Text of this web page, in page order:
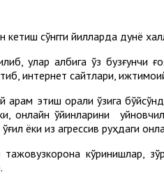
кетиш сўнгги йилларда дунё
улар қалбига ўз
интернет сайтлари,
этиш орқали ўзига
онлайн ўйинларини
ёки қиз агрессив руҳдаги
кўринишлар,